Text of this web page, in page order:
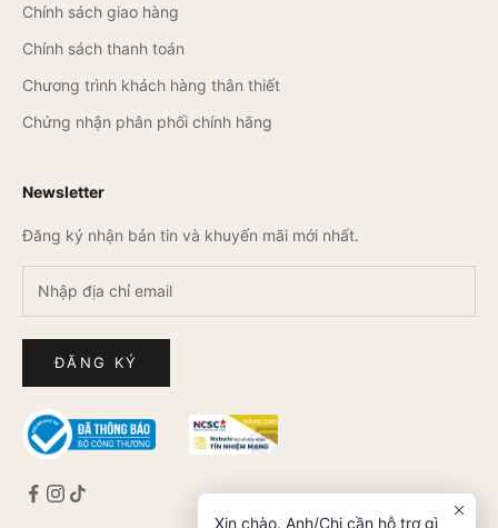
Chính sách giao hàng
Chính sách thanh toán
Chương trình khách hàng thân thiết
Chứng nhận phân phối chính hãng
Newsletter
Đăng ký nhận bản tin và khuyến mãi mới nhất.
ĐĂNG KÝ
Xin chào. Anh/Chị cần hỗ trợ gì